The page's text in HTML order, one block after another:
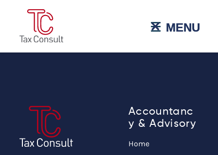
☰ MENU
˟ MENU
Accountanc
y & Advisory
Home